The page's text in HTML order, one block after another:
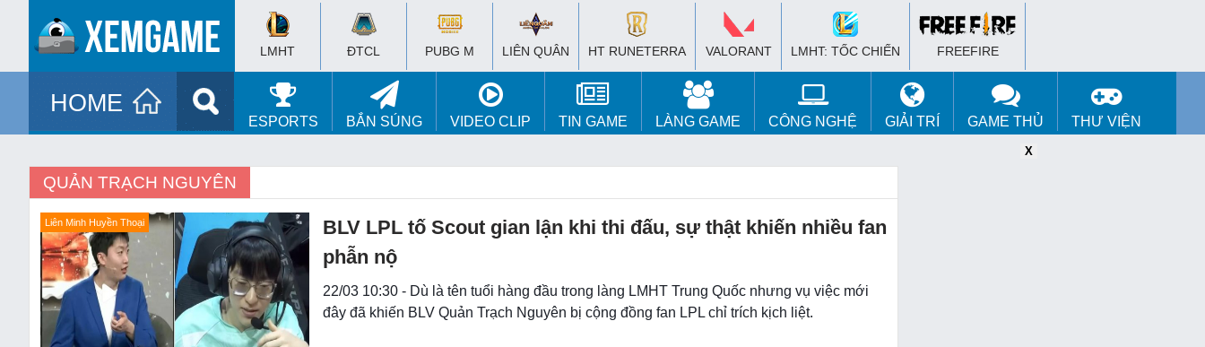
LMHT ĐTCL PUBG M LIÊN QUÂN HT RUNETERRA VALORANT LMHT: TỐC CHIẾN FREEFIRE
HOME
ESPORTS BẮN SÚNG VIDEO CLIP TIN GAME LÀNG GAME CÔNG NGHỆ GIẢI TRÍ GAME THỦ THƯ VIỆN
X
QUẢN TRẠCH NGUYÊN
Liên Minh Huyền Thoại
BLV LPL tố Scout gian lận khi thi đấu, sự thật khiến nhiều fan
phẫn nộ
22/03 10:30 - Dù là tên tuổi hàng đầu trong làng LMHT Trung Quốc nhưng vụ việc mới
đây đã khiến BLV Quản Trạch Nguyên bị cộng đồng fan LPL chỉ trích kịch liệt.